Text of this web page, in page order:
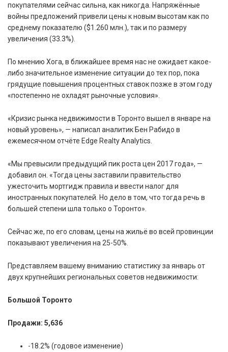
покупателями сейчас сильна, как никогда. Напряжённые
войны предложений привели цены к новым высотам как по
среднему показателю ($1.260 млн.), так и по размеру
увеличения (33.3%).
По мнению Хога, в ближайшее время нас не ожидает какое-
либо значительное изменение ситуации до тех пор, пока
грядущие повышения процентных ставок позже в этом году
«постепенно не охладят рыночные условия».
«Кризис рынка недвижимости в Торонто вышел в январе на
новый уровень», — написал аналитик Бен Рабидо в
ежемесячном отчёте Edge Realty Analytics.
«Мы превысили предыдущий пик роста цен 2017 года», —
добавил он. «Тогда цены заставили правительство
ужесточить мортгидж правила и ввести налог для
иностранных покупателей. Но дело в том, что тогда речь в
большей степени шла только о Торонто».
Сейчас же, по его словам, цены на жильё во всей провинции
показывают увеличения на 25-50%.
Представляем вашему вниманию статистику за январь от
двух крупнейших региональных советов недвижимости:
Большой Торонто
Продажи: 5,636
-18.2% (годовое изменение)